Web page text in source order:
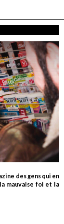
des gens qui en
mauvaise foi et la